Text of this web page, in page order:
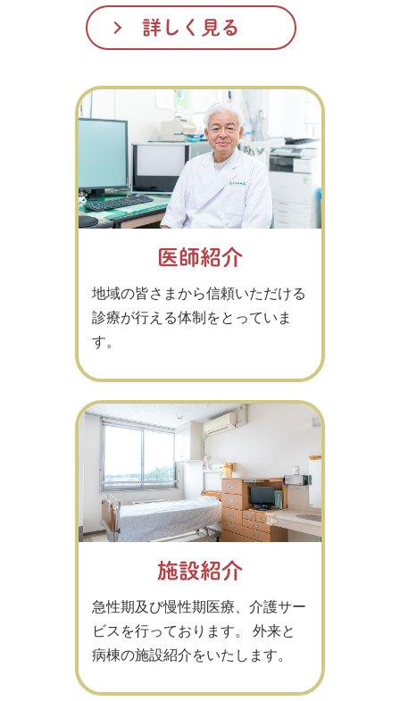
詳しく見る
医師紹介
地域の皆さまから信頼いただける
診療が行える体制をとっていま
す。
施設紹介
急性期及び慢性期医療、介護サー
ビスを行っております。 外来と
病棟の施設紹介をいたします。